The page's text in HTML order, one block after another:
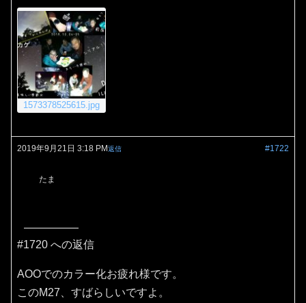
1573378525615.jpg
2019年9月21日 3:18 PM #1722
返信
たま
#1720 への返信
AOOでのカラー化お疲れ様です。
このM27、すばらしいですよ。